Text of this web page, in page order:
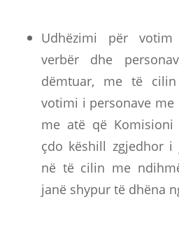
Udhëzimi për
verbër dhe
dëmtuar, me të cilin
votimi i personave
me atë që Komisioni
çdo këshill zgjedhor
në të cilin me
janë shypur të dhëna